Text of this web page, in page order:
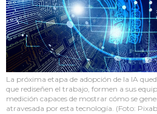
La próxima etapa de adopción de la IA
que rediseñen el trabajo, formen a sus
medición capaces de mostrar cómo se
atravesada por esta tecnología. (Foto: